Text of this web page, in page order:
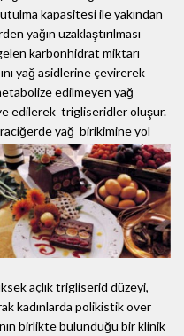
kapasitesi ile yakından
yağın uzaklaştırılması
karbonhidrat miktarı
yağ asidlerine çevirerek
edilmeyen yağ
edilerek trigliseridler oluşur.
yağ birikimine yol
açlık trigliserid düzeyi,
kadınlarda polikistik over
birlikte bulunduğu bir klinik